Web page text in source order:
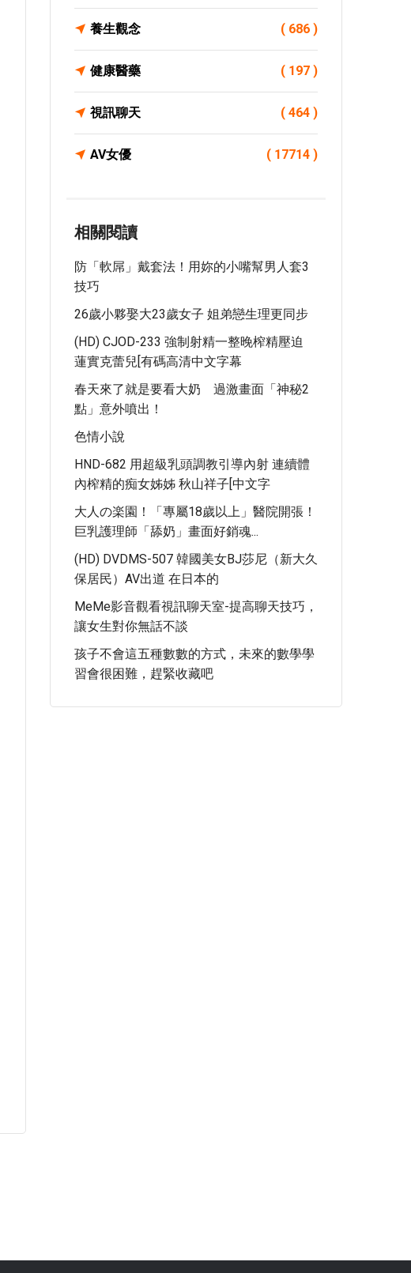
養生觀念 ( 686 )
健康醫藥 ( 197 )
視訊聊天 ( 464 )
AV女優 ( 17714 )
相關閱讀
防「軟屌」戴套法！用妳的小嘴幫男人套3
技巧
26歲小夥娶大23歲女子 姐弟戀生理更同步
(HD) CJOD-233 強制射精一整晚榨精壓迫
蓮實克蕾兒[有碼高清中文字幕
春天來了就是要看大奶 過激畫面「神秘2
點」意外噴出！
色情小說
HND-682 用超級乳頭調教引導內射 連續體
內榨精的痴女姊姊 秋山祥子[中文字
大人の楽園！「專屬18歲以上」醫院開張！
巨乳護理師「舔奶」畫面好銷魂...
(HD) DVDMS-507 韓國美女BJ莎尼（新大久
保居民）AV出道 在日本的
MeMe影音觀看視訊聊天室-提高聊天技巧，
讓女生對你無話不談
孩子不會這五種數數的方式，未來的數學學
習會很困難，趕緊收藏吧